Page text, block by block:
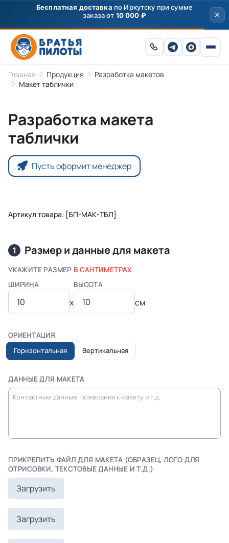
Бесплатная доставка по Иркутску при сумме
заказа от 10 000 ₽
Главная Продукция
Разработка макетов
Макет таблички
Разработка макета
таблички
Пусть оформит менеджер
Артикул товара: [БП-МАК-ТБЛ]
1 Размер и данные для макета
УКАЖИТЕ РАЗМЕР В САНТИМЕТРАХ
ШИРИНА
x
ВЫСОТА
см
ОРИЕНТАЦИЯ
Горизонтальная
Вертикальная
ДАННЫЕ ДЛЯ МАКЕТА
ПРИКРЕПИТЬ ФАЙЛ ДЛЯ МАКЕТА (ОБРАЗЕЦ, ЛОГО ДЛЯ
ОТРИСОВКИ, ТЕКСТОВЫЕ ДАННЫЕ И Т.Д.)
Загрузить
Загрузить